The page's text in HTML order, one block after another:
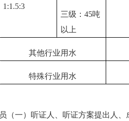
1:1.5:3
三级：45吨
以上
其他行业用水
特殊行业用水
（一）听证人、听证方案提出人、